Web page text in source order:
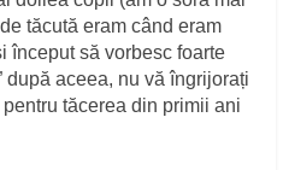
tăcută eram când eram
început să vorbesc foarte
după aceea, nu vă îngrijorați
tăcerea din primii ani